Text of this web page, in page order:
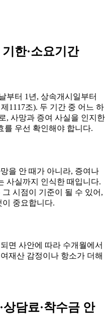
한·소요기간
부터 1년, 상속개시일부터
1117조). 두 기간 중 어느 하
, 사망과 증여 사실을 인지한
를 우선 확인해야 합니다.
을 안 때가 아니라, 증여나
사실까지 인식한 때입니다.
시점이 기준이 될 수 있어,
중요합니다.
면 사안에 따라 수개월에서
재산 감정이나 항소가 더해
담료·착수금 안